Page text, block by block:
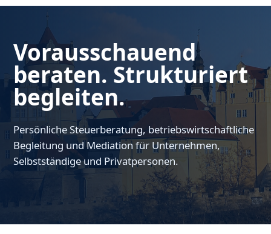
Vorausschauend
beraten. Strukturiert
begleiten.
Persönliche Steuerberatung, betriebswirtschaftliche
Begleitung und Mediation für Unternehmen,
Selbstständige und Privatpersonen.